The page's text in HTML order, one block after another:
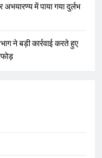
अभयारण्य में पाया गया दुर्लभ
ने बड़ी कार्रवाई करते हुए